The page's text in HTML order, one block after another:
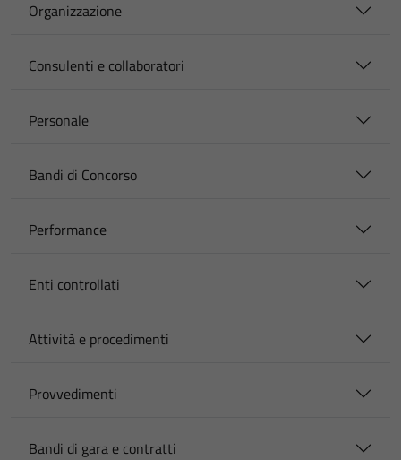
Organizzazione
Consulenti e collaboratori
Personale
Bandi di Concorso
Performance
Enti controllati
Attività e procedimenti
Provvedimenti
Bandi di gara e contratti